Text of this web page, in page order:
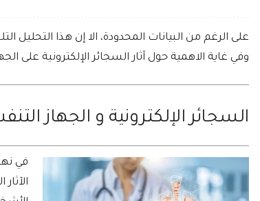
على الرغم من البيانات المحدودة، الا إن هذا التحليل
وفي غاية الاهمية حول آثار السجائر الإلكترونية على
السجائر الإلكترونية و الجهاز
في نهاية